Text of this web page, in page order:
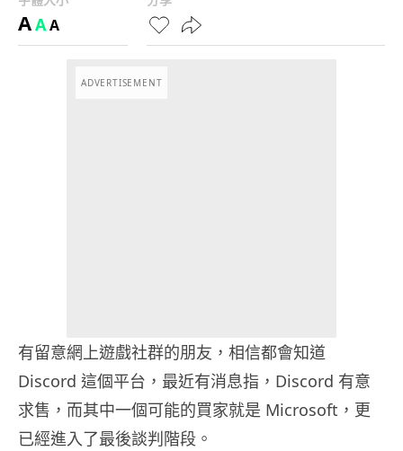
AAA
ADVERTISEMENT
有留意網上遊戲社群的朋友，相信都會知道
Discord 這個平台，最近有消息指，Discord 有意
求售，而其中一個可能的買家就是 Microsoft，更
已經進入了最後談判階段。